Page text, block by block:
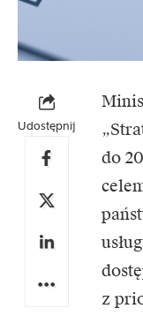
Udostępnij
do
z